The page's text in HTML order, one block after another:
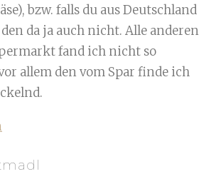
bzw. falls du aus Deutschland
da ja auch nicht. Alle anderen
fand ich nicht so
allem den vom Spar finde ich